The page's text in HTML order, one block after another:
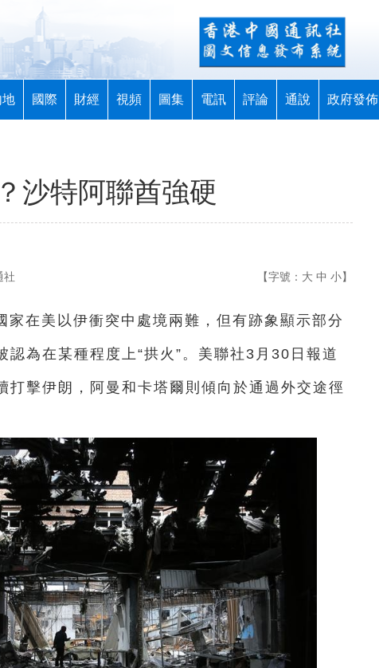
地 國際 財經 視頻 圖集 電訊 評論 通說 政府發佈
沙特阿聯酋強硬
社 【字號： 大 中 小】
在美以伊衝突中處境兩難，但有跡象顯示部分
認為在某種程度上“拱火”。美聯社3月30日報道
打擊伊朗，阿曼和卡塔爾則傾向於通過外交途徑